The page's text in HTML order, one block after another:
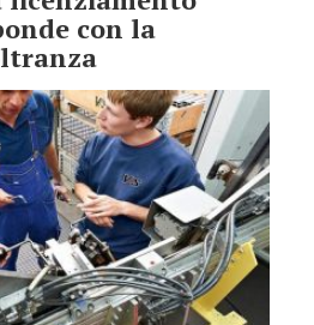
con la